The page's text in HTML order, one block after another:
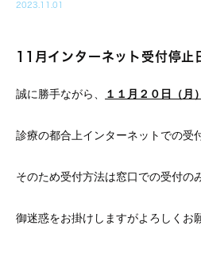
2023.11.01
11月インターネット受付停止
誠に勝手ながら、 １１ 月２０日（月）
診療の都合上インターネットでの受
そのため受付方法は窓口での受付の
御迷惑をお掛けしますがよろしくお